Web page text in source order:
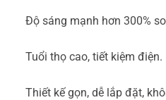
Độ sáng mạnh hơn 300%
Tuổi thọ cao, tiết kiệm điện.
Thiết kế gọn, dễ lắp đặt,